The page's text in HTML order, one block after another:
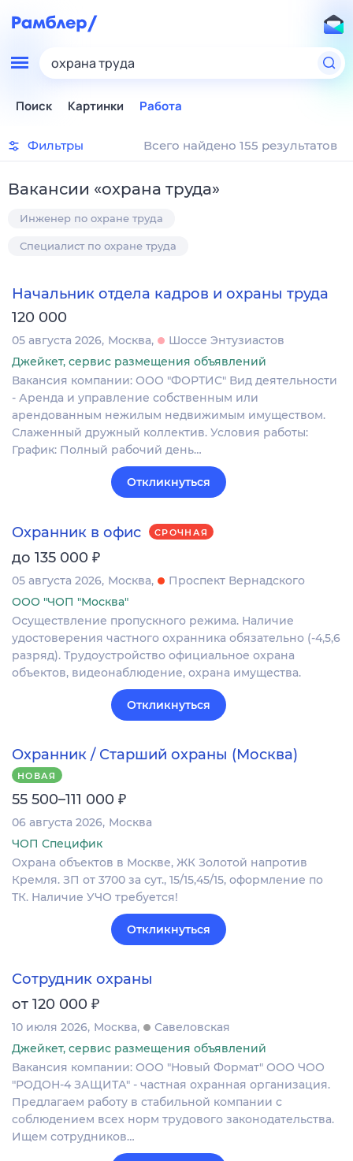
охрана труда
Поиск Картинки Работа
Фильтры Всего найдено 155 результатов
Вакансии «охрана труда»
Инженер по охране труда
Специалист по охране труда
Начальник отдела кадров и охраны труда
120 000
05 августа 2026 Москва
Шоссе Энтузиастов
Джейкет, сервис размещения объявлений
Вакансия компании: ООО "ФОРТИС" Вид деятельности
- Аренда и управление собственным или
арендованным нежилым недвижимым имуществом.
Слаженный дружный коллектив. Условия работы:
График: Полный рабочий день…
Откликнуться
Охранник в офис СРОЧНАЯ
до 135 000 ₽
05 августа 2026 Москва
Проспект Вернадского
ООО "ЧОП "Москва"
Осуществление пропускного режима. Наличие
удостоверения частного охранника обязательно (-4,5,6
разряд). Трудоустройство официальное охрана
объектов, видеонаблюдение, охрана имущества.
Откликнуться
Охранник / Старший охраны (Москва)
НОВАЯ
55 500–111 000 ₽
06 августа 2026 Москва
ЧОП Специфик
Охрана объектов в Москве, ЖК Золотой напротив
Кремля. ЗП от 3700 за сут., 15/15,45/15, оформление по
ТК. Наличие УЧО требуется!
Откликнуться
Сотрудник охраны
от 120 000 ₽
10 июля 2026 Москва
Савеловская
Джейкет, сервис размещения объявлений
Вакансия компании: ООО "Новый Формат" ООО ЧОО
"РОДОН-4 ЗАЩИТА" - частная охранная организация.
Предлагаем работу в стабильной компании с
соблюдением всех норм трудового законодательства.
Ищем сотрудников…